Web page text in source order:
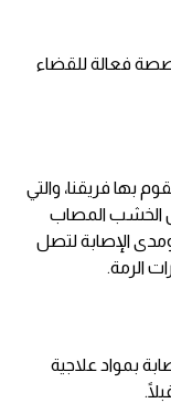
فعالة للقضاء
بها فريقنا، والتي
الخشب المصاب
الإصابة لتصل
الرمة.
بمواد علاجية